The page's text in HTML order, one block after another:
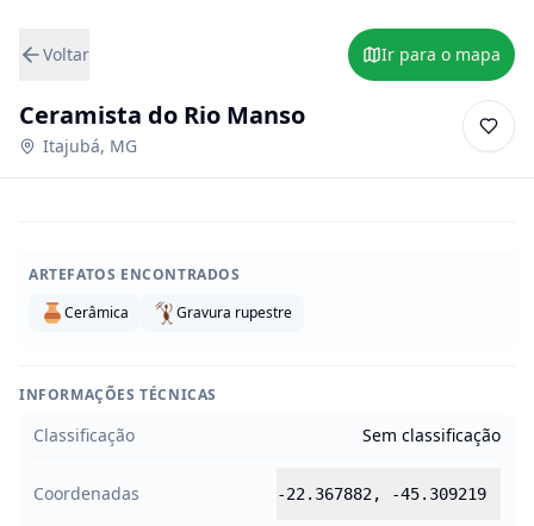
Voltar Ir para o mapa
Ceramista do Rio Manso
Itajubá, MG
ARTEFATOS ENCONTRADOS
Cerâmica
Gravura rupestre
INFORMAÇÕES TÉCNICAS
Classificação Sem classificação
Coordenadas -22.367882, -45.309219